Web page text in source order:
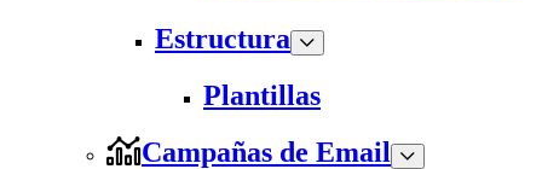
Estructura
Plantillas
Campañas de Email